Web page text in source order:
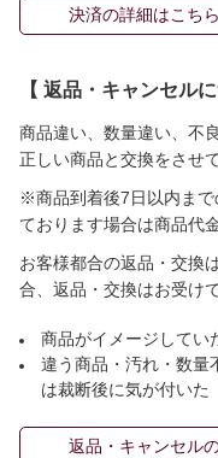
決済の詳細はこちら
【 返品・キャンセルに
商品違い、数量違い、不
正しい商品と交換をさせ
※商品到着後7日以内まで
ております場合は商品代
お客様都合の返品・交換
合、返品・交換はお受け
商品がイメージしてい
違う商品・汚れ・数量
は裁断後に気が付いた
返品・キャンセル